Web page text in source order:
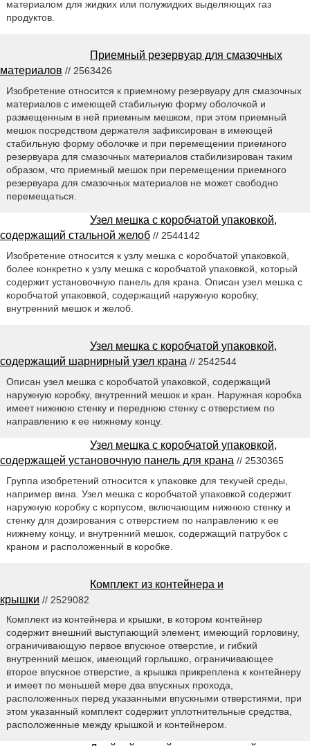
материалом для жидких или полужидких выделяющих газ
продуктов.
Приемный резервуар для смазочных
материалов // 2563426
Изобретение относится к приемному резервуару для смазочных
материалов с имеющей стабильную форму оболочкой и
размещенным в ней приемным мешком, при этом приемный
мешок посредством держателя зафиксирован в имеющей
стабильную форму оболочке и при перемещении приемного
резервуара для смазочных материалов стабилизирован таким
образом, что приемный мешок при перемещении приемного
резервуара для смазочных материалов не может свободно
перемещаться.
Узел мешка с коробчатой упаковкой,
содержащий стальной желоб // 2544142
Изобретение относится к узлу мешка с коробчатой упаковкой,
более конкретно к узлу мешка с коробчатой упаковкой, который
содержит установочную панель для крана. Описан узел мешка с
коробчатой упаковкой, содержащий наружную коробку,
внутренний мешок и желоб.
Узел мешка с коробчатой упаковкой,
содержащий шарнирный узел крана // 2542544
Описан узел мешка с коробчатой упаковкой, содержащий
наружную коробку, внутренний мешок и кран. Наружная коробка
имеет нижнюю стенку и переднюю стенку с отверстием по
направлению к ее нижнему концу.
Узел мешка с коробчатой упаковкой,
содержащей установочную панель для крана // 2530365
Группа изобретений относится к упаковке для текучей среды,
например вина. Узел мешка с коробчатой упаковкой содержит
наружную коробку с корпусом, включающим нижнюю стенку и
стенку для дозирования с отверстием по направлению к ее
нижнему концу, и внутренний мешок, содержащий патрубок с
краном и расположенный в коробке.
Комплект из контейнера и
крышки // 2529082
Комплект из контейнера и крышки, в котором контейнер
содержит внешний выступающий элемент, имеющий горловину,
ограничивающую первое впускное отверстие, и гибкий
внутренний мешок, имеющий горлышко, ограничивающее
второе впускное отверстие, а крышка прикреплена к контейнеру
и имеет по меньшей мере два впускных прохода,
расположенных перед указанными впускными отверстиями, при
этом указанный комплект содержит уплотнительные средства,
расположенные между крышкой и контейнером.